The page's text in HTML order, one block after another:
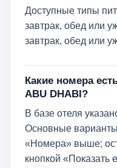
Доступные типы
завтрак, обед или
завтрак, обед или
Какие номера
ABU DHABI?
В базе отеля
Основные
«Номера» выше;
кнопкой «Показать